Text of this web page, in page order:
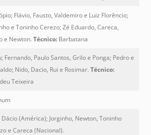
Flávio, Fausto, Valdemiro e Luiz Florêncio;
e Toninho Cerezo; Zé Eduardo, Careca,
e Newton. Técnico: Barbatana
Fernando, Paulo Santos, Grilo e Ponga; Pedro e
Nido, Dacio, Rui e Rosimar. Técnico:
Teixeira
Dácio (América); Jorginho, Newton, Toninho
e Careca (Nacional).